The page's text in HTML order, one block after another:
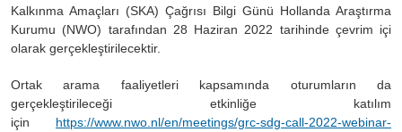
Kalkınma Amaçları (SKA) Çağrısı Bilgi Günü Hollanda Araştırma
Kurumu (NWO) tarafından 28 Haziran 2022 tarihinde çevrim içi
olarak gerçekleştirilecektir.
Ortak arama faaliyetleri kapsamında oturumların da
gerçekleştirileceği etkinliğe katılım
için https://www.nwo.nl/en/meetings/grc-sdg-call-2022-webinar-